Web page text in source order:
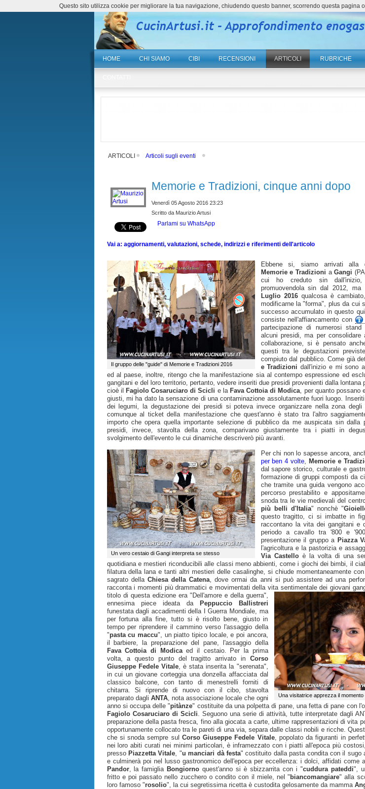
HOME CHI SIAMO CIBI RECENSIONI ARTICOLI RUBRICHE
ARTICOLI Articoli sugli eventi
Memorie e Tradizioni, cinque anni dopo
Venerdì 05 Agosto 2016 23:23
Scritto da Maurizio Artusi
Parlami su WhatsApp
Vai a: aggiornamenti, valutazioni, schede, indirizzi e riferimenti dell'articolo
Il gruppo delle "guide" di Memorie e Tradizioni 2016
Ebbene si, siamo arrivati alla
Memorie e Tradizioni aGangi
cui ho creduto sin dall'inizio,
promuovendola sin dal 2012, ma
Luglio 2016qualcosa è
modificarne la "forma", plus da cui
successo accumulato in questo
consiste nell'affiancamento con
partecipazione di numerosi
alcuni presidi, ma per consolidare
collaborazione, si è pensato
questi tra le degustazioni
compiuto dal pubblico. Come già
e Tradizioni dall'inizio e mi sono
ed al paese, inoltre, ritengo che la manifestazione sia al contempo espressione ed
gangitani e del loro territorio, pertanto, vedere inseriti due presidi provenienti dalla lontana
cioè il
Fagiolo Cosaruciaro di Scicli e la Fava Cottoia di Modica, per quanto possano
giusti, mi ha dato la sensazione di una contaminazione assolutamente fuori luogo.
dei legumi, la degustazione dei presidi si poteva invece organizzare nella zona degli
comunque al ticket della manifestazione che quest'anno è stato tra l'altro
importo che opera quella importante selezione di pubblico da me auspicata sin dalla
presidi, invece, stavolta della zona, comparivano giustamente tra i piatti in
svolgimento dell'evento le cui dinamiche descriverò più avanti.
Un vero cestaio di Gangi interpreta se stesso
Per chi non lo sapesse ancora,
per ben 4 volte, Memorie e
dal sapore storico, culturale e
formazione di gruppi composti da
che tramite una guida vengono
percorso prestabilito e
snoda tra le vie medievali del
più belli d'Italia" nonchè "
questo tragitto, ci si imbatte in
raccontano la vita dei gangitani e
periodo a cavallo tra '800 e
presentazione il gruppo a Piazza
l'agricoltura e la pastorizia e
Via Castelloè la volta di una
quotidiana e mestieri riconducibili alle classi meno abbienti, come i giochi dei bimbi, il
filatura della lana e tanti altri mestieri delle casalinghe, si chiude momentaneamente
sagrato della Chiesa della Catena, dove ormai da anni si può assistere ad una
racconta i momenti più drammatici e movimentati della vita sentimentale dei giovani
Una visitatrice apprezza il momento
titolo di questa edizione era "Dell'amore e della guerra",
ennesima piece ideata da
Peppuccio Ballistreri
funestata dagli accadimenti della I Guerra Mondiale, ma
per fortuna alla fine, tutto si è risolto bene, giusto in
tempo per riprendere il cammino verso l'assaggio della
"pasta cu maccu", un piatto tipico locale, e poi ancora,
il barbiere, la preparazione del pane, l'assaggio della
Fava Cottoia di Modicaed il cestaio. Per la prima
volta, a questo punto del tragitto arrivato in Corso
Giuseppe Fedele Vitale, è stata inserita la "serenata",
in cui un giovane corteggia una donzella affacciata dal
classico balcone, con tanto di menestrelli forniti di
chitarra. Si riprende di nuovo con il cibo, stavolta
preparato dagli ANTA, nota associazione locale che ogni
anno si occupa delle "pitànze" costituite da una polpetta di pane, una fetta di pane con
Fagiolo Cosaruciaro di Scicli. Seguono una serie di attività, tutte interpretate dagli
preparazione della pasta fresca, fino alla giocata a carte, ultime rappresentazioni di vita
opportunamente collocato tra le pareti di una via, separa dalle classi nobili e ricche.
che si snoda sempre sul Corso Giuseppe Fedele Vitale, popolato da figuranti in
nei loro abiti curati nei minimi particolari, è inframezzato con i piatti all'epoca più
presso Piazzetta Vitale, "u manciari dà festa" costituito dalla pasta condita con il sugo
e culminerà poi nel lusso gastronomico dell'epoca per eccellenza: i dolci, affidati come
Pandor, la famiglia Bongiorno quest'anno si è sbizzarrita con i "cuddura pateddi",
fritto e poi passato nello zucchero o condito con il miele, nel " biancomangiare" alla
loro famoso "rosolio", la cui segretissima ricetta è custodita gelosamente da mamma
Questo sito utilizza cookie per migliorare la tua navigazione, chiudendo questo banner, scorrendo questa